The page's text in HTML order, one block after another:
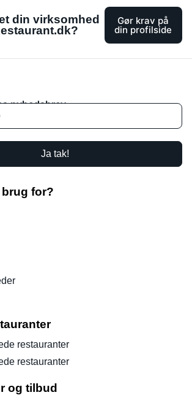
din virksomhed
Gør krav på
din profilside
nyhedsbrev
Ja tak!
for?
restauranter
restauranter
og tilbud